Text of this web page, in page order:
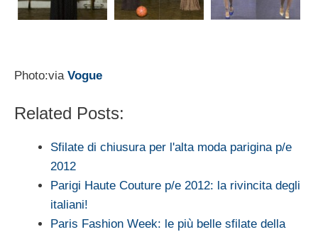
Photo:via Vogue
Related Posts:
Sfilate di chiusura per l'alta moda parigina p/e
2012
Parigi Haute Couture p/e 2012: la rivincita degli
italiani!
Paris Fashion Week: le più belle sfilate della